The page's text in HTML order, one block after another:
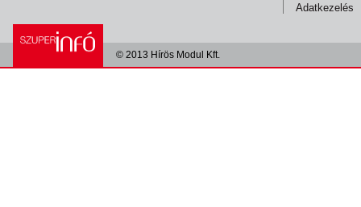
Adatkezelés
© 2013 Hírös Modul Kft.